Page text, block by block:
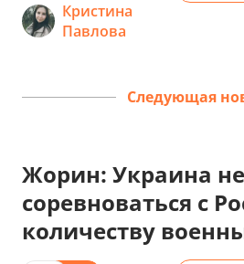
Кристина
Павлова
Следующая
Жорин: Украина
соревноваться с
количеству